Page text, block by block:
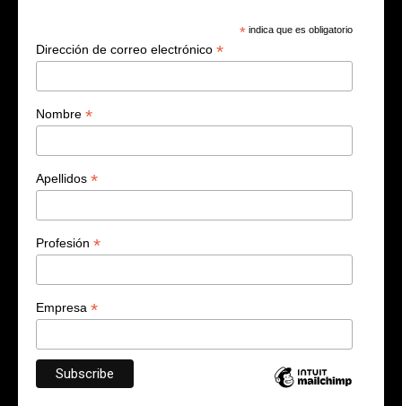
* indica que es obligatorio
Dirección de correo electrónico *
Nombre *
Apellidos *
Profesión *
Empresa *